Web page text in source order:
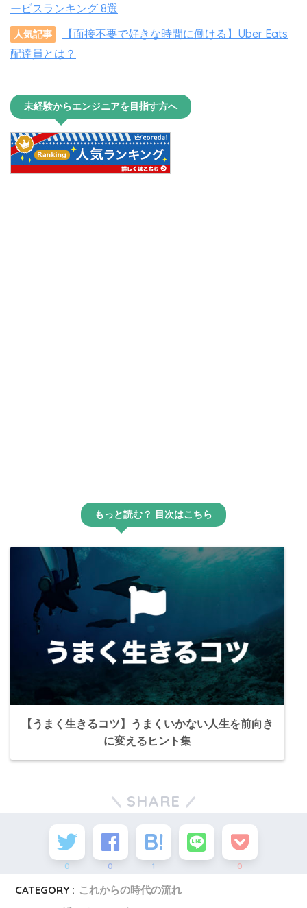
ービスランキング 8選
人気記事
【面接不要で好きな時間に働ける】Uber Eats
配達員とは？
未経験からエンジニアを目指す方へ
もっと読む？ 目次はこちら
【うまく生きるコツ】うまくいかない人生を前向き
に変えるヒント集
SHARE
0 0 1 0
CATEGORY : これからの時代の流れ